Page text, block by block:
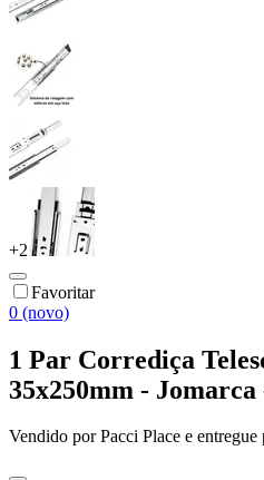
+2
Favoritar
0 (novo)
1 Par Corrediça
35x250mm -
Vendido porPacci Place e entregue